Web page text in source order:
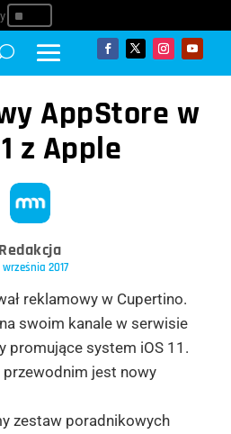
^
AppStore w
z Apple
Redakcja
września 2017
reklamowy w Cupertino.
swoim kanale w serwisie
promujące system iOS 11.
jest nowy
zestaw poradnikowych